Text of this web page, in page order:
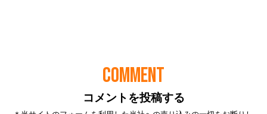
COMMENT
コメントを投稿する